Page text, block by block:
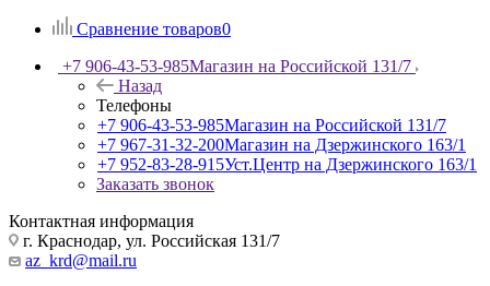
Сравнение товаров0
+7 906-43-53-985Магазин на Российской 131/7
Назад
Телефоны
+7 906-43-53-985Магазин на Российской 131/7
+7 967-31-32-200Магазин на Дзержинского 163/1
+7 952-83-28-915Уст.Центр на Дзержинского 163/1
Заказать звонок
Контактная информация
г. Краснодар, ул. Российская 131/7
az_krd@mail.ru